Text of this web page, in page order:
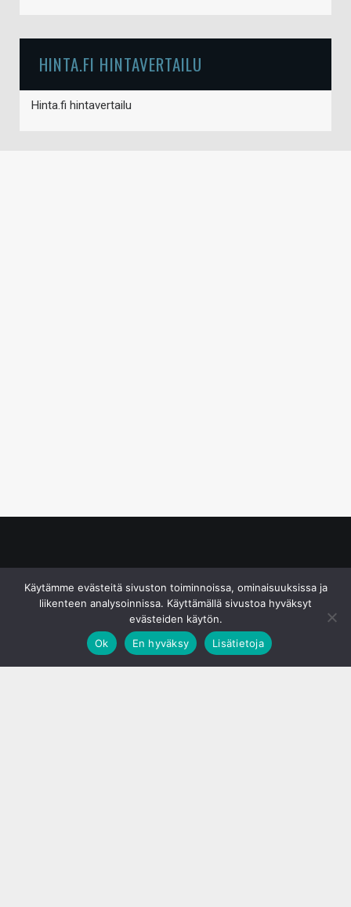
HINTA.FI HINTAVERTAILU
Hinta.fi hintavertailu
Käytämme evästeitä sivuston toiminnoissa, ominaisuuksissa ja
liikenteen analysoinnissa. Käyttämällä sivustoa hyväksyt
evästeiden käytön.
Ok
En hyväksy Lisätietoja